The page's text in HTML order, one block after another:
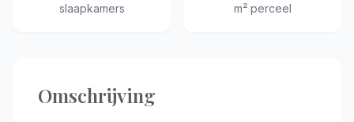
slaapkamers m² perceel
Omschrijving